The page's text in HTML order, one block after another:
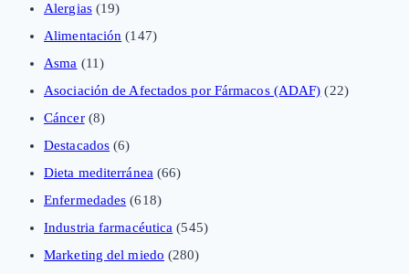
Alergias(19)
Alimentación (147)
Asma (11)
Asociación de Afectados por Fármacos (ADAF) (22)
Cáncer(8)
Destacados (6)
Dieta mediterránea(66)
Enfermedades (618)
Industria farmacéutica (545)
Marketing del miedo (280)